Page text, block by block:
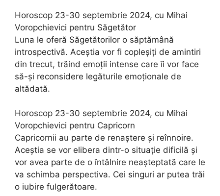
Horoscop 23-30 septembrie 2024, cu Mihai
Voropchievici pentru Săgetător
Luna le oferă Săgetătorilor o săptămână
introspectivă. Aceștia vor fi copleșiți de amintiri
din trecut, trăind emoții intense care îi vor face
să-și reconsidere legăturile emoționale de
altădată.
Horoscop 23-30 septembrie 2024, cu Mihai
Voropchievici pentru Capricorn
Capricornii au parte de renaștere și reînnoire.
Aceștia se vor elibera dintr-o situație dificilă și
vor avea parte de o întâlnire neașteptată care le
va schimba perspectiva. Cei singuri ar putea trăi
o iubire fulgerătoare.